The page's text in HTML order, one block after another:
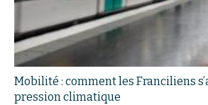
Mobilité : comment les Franciliens
pression climatique